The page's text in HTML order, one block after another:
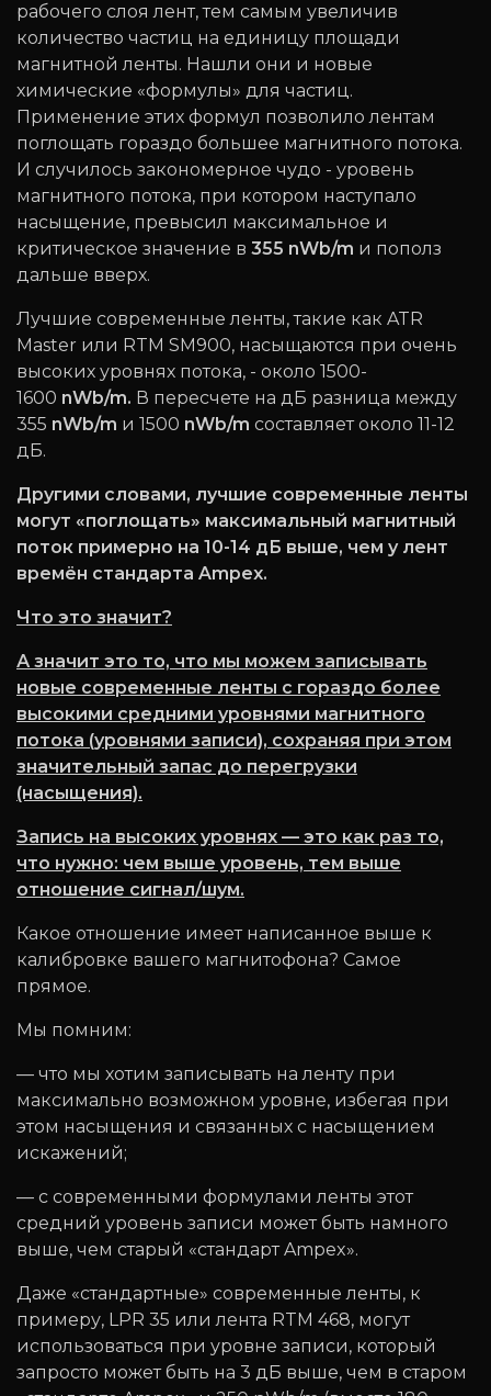
рабочего слоя лент, тем самым увеличив
количество частиц на единицу площади
магнитной ленты. Нашли они и новые
химические «формулы» для частиц.
Применение этих формул позволило лентам
поглощать гораздо большее магнитного потока.
И случилось закономерное чудо - уровень
магнитного потока, при котором наступало
насыщение, превысил максимальное и
критическое значение в 355 nWb/m и пополз
дальше вверх.
Лучшие современные ленты, такие как ATR
Master или RTM SM900, насыщаются при очень
высоких уровнях потока, - около 1500-
1600 nWb/m. В пересчете на дБ разница между
355 nWb/m и 1500 nWb/m составляет около 11-12
дБ.
Другими словами, лучшие современные ленты
могут «поглощать» максимальный магнитный
поток примерно на 10-14 дБ выше, чем у лент
времён стандарта Ampex.
Что это значит?
А значит это то, что мы можем записывать
новые современные ленты с гораздо более
высокими средними уровнями магнитного
потока (уровнями записи), сохраняя при этом
значительный запас до перегрузки
(насыщения).
Запись на высоких уровнях — это как раз то,
что нужно: чем выше уровень, тем выше
отношение сигнал/шум.
Какое отношение имеет написанное выше к
калибровке вашего магнитофона? Самое
прямое.
Мы помним:
— что мы хотим записывать на ленту при
максимально возможном уровне, избегая при
этом насыщения и связанных с насыщением
искажений;
— с современными формулами ленты этот
средний уровень записи может быть намного
выше, чем старый «стандарт Ampex».
Даже «стандартные» современные ленты, к
примеру, LPR 35 или лента RTM 468, могут
использоваться при уровне записи, который
запросто может быть на 3 дБ выше, чем в старом